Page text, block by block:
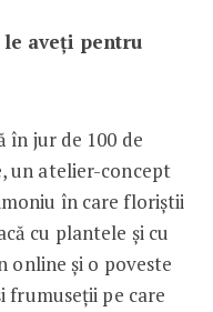
aveți pentru
în jur de 100 de
un atelier-concept
în care floriștii
cu plantele și cu
online și o poveste
frumuseții pe care